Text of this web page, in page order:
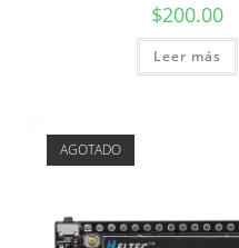
$200.00
Leer más
AGOTADO